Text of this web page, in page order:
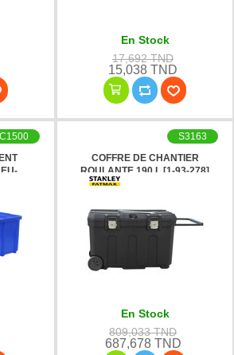
En Stock
17,692 TND
15,038 TND
C1500
COFFRE DE CHANTIER
ROULANTE 190 L [1-93-278]
S3163
En Stock
809,033 TND
687,678 TND